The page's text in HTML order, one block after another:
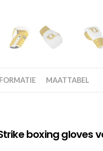
MAATTABEL
Strike boxing